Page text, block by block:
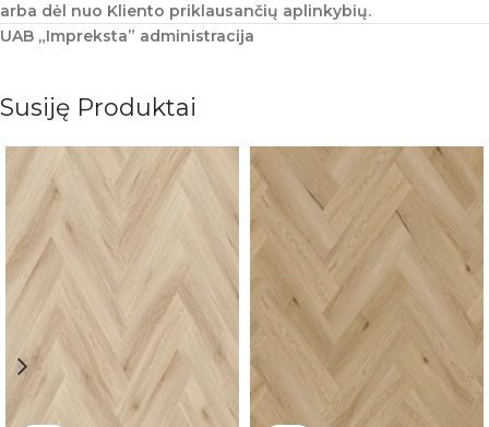
arba dėl nuo Kliento priklausančių aplinkybių.
UAB „Impreksta” administracija
Susiję Produktai